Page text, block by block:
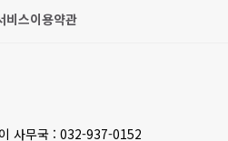
비스이용약관
사무국 : 032-937-0152